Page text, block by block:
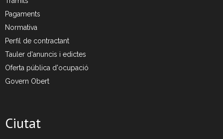
- CRT Residus Especials
- - Amiant/Fibrociment
- Planta de Transferència
- Deixalleria Can Barba
Nou model de contenidors d’alta eficiència
Pagaments
Normativa
Perfil de contractant
Tauler d'anuncis i edictes
Oferta pública d'ocupació
Govern Obert
Ciutat